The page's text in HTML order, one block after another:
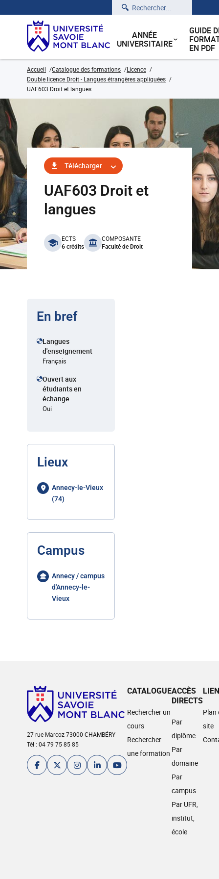
Rechercher
ANNÉE
UNIVERSITAIRE
GUIDE
EN PDF
Accueil Catalogue des formations
Licence
Double licence Droit - Langues étrangères appliquées
UAF603 Droit et langues
Télécharger
UAF603 Droit et
langues
benefits
ECTS
6 crédits
COMPOSANTE
Faculté de Droit
En bref
Langues
d'enseignement
Français
Ouvert aux
étudiants en
échange
Oui
Lieux
Annecy-le-Vieux
(74)
Campus
Annecy / campus
d'Annecy-le-
Vieux
27 rue Marcoz 73000 CHAMBÉRY
Tél : 04 79 75 85 85
CATALOGUE
Rechercher un
cours
Rechercher
une formation
ACCÈS
DIRECTS
Par
diplôme
Par
domaine
Par
campus
Par UFR,
institut,
école
Plan
site